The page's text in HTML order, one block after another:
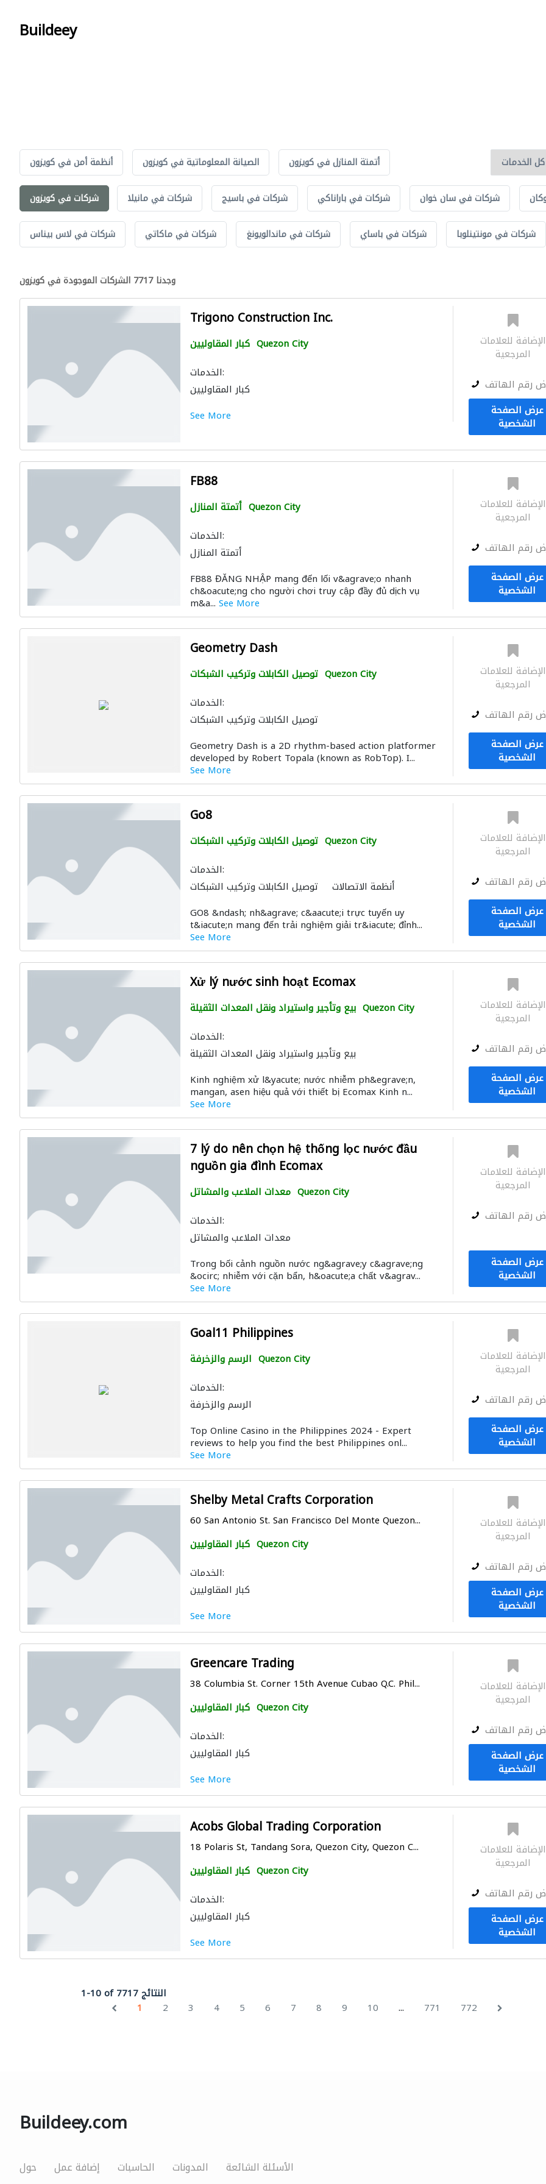
Buildeey
أنظمة أمن في كويزون الصيانة المعلوماتية في كويزون أتمتة المنازل في كويزون
شركات في كويزون شركات في مانيلا شركات في باسيج شركات في باراناكي شركات في سان خوان
شركات في لاس بيناس شركات في ماكاتي شركات في ماندالويونغ شركات في باساي شركات في مونتينلوبا
وجدنا 7717 الشركات الموجودة في كويزون
Trigono Construction Inc.
كبار المقاوليين Quezon City
الخدمات:
كبار المقاوليين
See More
الإضافة للعلامات
المرجعية
رقم الهاتف
عرض الصفحة
الشخصية
FB88
أتمتة المنازل Quezon City
الخدمات:
أتمتة المنازل
FB88 ĐĂNG NHẬP mang đến lối v&agrave;o nhanh
ch&oacute;ng cho người chơi truy cập đầy đủ dịch vụ
m&a... See More
الإضافة للعلامات
المرجعية
رقم الهاتف
عرض الصفحة
الشخصية
Geometry Dash
توصيل الكابلات وتركيب الشبكات Quezon City
الخدمات:
توصيل الكابلات وتركيب الشبكات
Geometry Dash is a 2D rhythm-based action platformer
developed by Robert Topala (known as RobTop). I...
See More
الإضافة للعلامات
المرجعية
رقم الهاتف
عرض الصفحة
الشخصية
Go8
توصيل الكابلات وتركيب الشبكات Quezon City
الخدمات:
توصيل الكابلات وتركيب الشبكات
أنظمة الاتصالات
GO8 &ndash; nh&agrave; c&aacute;i trực tuyến uy
t&iacute;n mang đến trải nghiệm giải tr&iacute; đỉnh...
See More
الإضافة للعلامات
المرجعية
رقم الهاتف
عرض الصفحة
الشخصية
Xử lý nước sinh hoạt Ecomax
بيع وتأجير واستيراد ونقل المعدات الثقيلة Quezon City
الخدمات:
بيع وتأجير واستيراد ونقل المعدات الثقيلة
Kinh nghiệm xử l&yacute; nước nhiễm ph&egrave;n,
mangan, asen hiệu quả với thiết bị Ecomax Kinh n...
See More
الإضافة للعلامات
المرجعية
رقم الهاتف
عرض الصفحة
الشخصية
7 lý do nên chọn hệ thống lọc nước đầu
nguồn gia đình Ecomax
معدات الملاعب والمشاتل Quezon City
الخدمات:
معدات الملاعب والمشاتل
Trong bối cảnh nguồn nước ng&agrave;y c&agrave;ng
&ocirc; nhiễm với cặn bẩn, h&oacute;a chất v&agrav...
See More
الإضافة للعلامات
المرجعية
رقم الهاتف
عرض الصفحة
الشخصية
Goal11 Philippines
الرسم والزخرفة Quezon City
الخدمات:
الرسم والزخرفة
Top Online Casino in the Philippines 2024 - Expert
reviews to help you find the best Philippines onl...
See More
الإضافة للعلامات
المرجعية
رقم الهاتف
عرض الصفحة
الشخصية
Shelby Metal Crafts Corporation
60 San Antonio St. San Francisco Del Monte Quezon...
كبار المقاوليين Quezon City
الخدمات:
كبار المقاوليين
See More
الإضافة للعلامات
المرجعية
رقم الهاتف
عرض الصفحة
الشخصية
Greencare Trading
38 Columbia St. Corner 15th Avenue Cubao Q.C. Phil...
كبار المقاوليين Quezon City
الخدمات:
كبار المقاوليين
See More
الإضافة للعلامات
المرجعية
رقم الهاتف
عرض الصفحة
الشخصية
Acobs Global Trading Corporation
18 Polaris St, Tandang Sora, Quezon City, Quezon C...
كبار المقاوليين Quezon City
الخدمات:
كبار المقاوليين
See More
الإضافة للعلامات
المرجعية
رقم الهاتف
عرض الصفحة
الشخصية
1-10 of 7717 النتائج
1
2 3 4 5 6 7 8 9 10 ... 771 772
Buildeey.com
حول إضافة عمل الحاسبات المدونات الأسئلة الشائعة